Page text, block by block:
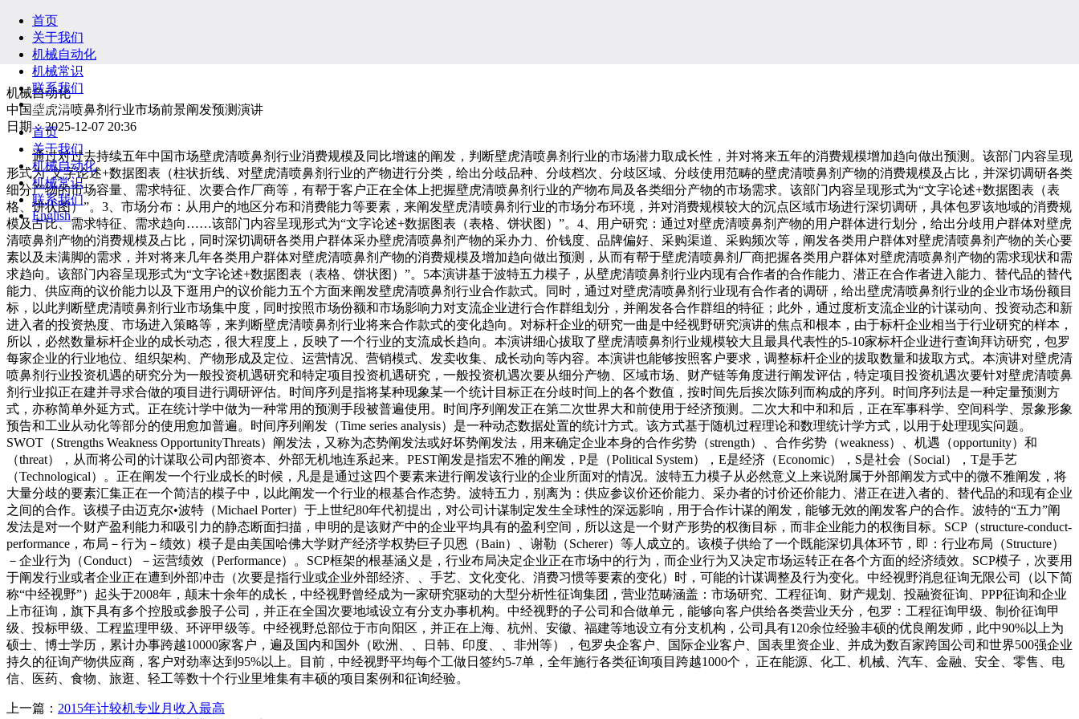
首页
关于我们
机械自动化
机械常识
联系我们
English
首页
关于我们
机械自动化
机械常识
联系我们
English
机械自动化
中国壁虎清喷鼻剂行业市场前景阐发预测演讲
日期：2025-12-07 20:36
通过对过去持续五年中国市场壁虎清喷鼻剂行业消费规模及同比增速的阐发，判断壁虎清喷鼻剂行业的市场潜力取成长性，并对将来五年的消费规模增加趋向做出预测。该部门内容呈现
形式为“文字论述+数据图表（柱状折线、对壁虎清喷鼻剂行业的产物进行分类，给出分歧品种、分歧档次、分歧区域、分歧使用范畴的壁虎清喷鼻剂产物的消费规模及占比，并深切调研各类
细分产物的市场容量、需求特征、次要合作厂商等，有帮于客户正在全体上把握壁虎清喷鼻剂行业的产物布局及各类细分产物的市场需求。该部门内容呈现形式为“文字论述+数据图表（表
格、饼状图）”。3、市场分布：从用户的地区分布和消费能力等要素，来阐发壁虎清喷鼻剂行业的市场分布环境，并对消费规模较大的沉点区域市场进行深切调研，具体包罗该地域的消费规
模及占比、需求特征、需求趋向……该部门内容呈现形式为“文字论述+数据图表（表格、饼状图）”。4、用户研究：通过对壁虎清喷鼻剂产物的用户群体进行划分，给出分歧用户群体对壁虎
清喷鼻剂产物的消费规模及占比，同时深切调研各类用户群体采办壁虎清喷鼻剂产物的采办力、价钱度、品牌偏好、采购渠道、采购频次等，阐发各类用户群体对壁虎清喷鼻剂产物的关心要
素以及未满脚的需求，并对将来几年各类用户群体对壁虎清喷鼻剂产物的消费规模及增加趋向做出预测，从而有帮于壁虎清喷鼻剂厂商把握各类用户群体对壁虎清喷鼻剂产物的需求现状和需
求趋向。该部门内容呈现形式为“文字论述+数据图表（表格、饼状图）”。5本演讲基于波特五力模子，从壁虎清喷鼻剂行业内现有合作者的合作能力、潜正在合作者进入能力、替代品的替代
能力、供应商的议价能力以及下逛用户的议价能力五个方面来阐发壁虎清喷鼻剂行业合作款式。同时，通过对壁虎清喷鼻剂行业现有合作者的调研，给出壁虎清喷鼻剂行业的企业市场份额目
标，以此判断壁虎清喷鼻剂行业市场集中度，同时按照市场份额和市场影响力对支流企业进行合作群组划分，并阐发各合作群组的特征；此外，通过度析支流企业的计谋动向、投资动态和新
进入者的投资热度、市场进入策略等，来判断壁虎清喷鼻剂行业将来合作款式的变化趋向。对标杆企业的研究一曲是中经视野研究演讲的焦点和根本，由于标杆企业相当于行业研究的样本，
所以，必然数量标杆企业的成长动态，很大程度上，反映了一个行业的支流成长趋向。本演讲细心拔取了壁虎清喷鼻剂行业规模较大且最具代表性的5-10家标杆企业进行查询拜访研究，包罗
每家企业的行业地位、组织架构、产物形成及定位、运营情况、营销模式、发卖收集、成长动向等内容。本演讲也能够按照客户要求，调整标杆企业的拔取数量和拔取方式。本演讲对壁虎清
喷鼻剂行业投资机遇的研究分为一般投资机遇研究和特定项目投资机遇研究，一般投资机遇次要从细分产物、区域市场、财产链等角度进行阐发评估，特定项目投资机遇次要针对壁虎清喷鼻
剂行业拟正在建并寻求合做的项目进行调研评估。时间序列是指将某种现象某一个统计目标正在分歧时间上的各个数值，按时间先后挨次陈列而构成的序列。时间序列法是一种定量预测方
式，亦称简单外延方式。正在统计学中做为一种常用的预测手段被普遍使用。时间序列阐发正在第二次世界大和前使用于经济预测。二次大和中和和后，正在军事科学、空间科学、景象形象
预告和工业从动化等部分的使用愈加普遍。时间序列阐发（Time series analysis）是一种动态数据处置的统计方式。该方式基于随机过程理论和数理统计学方式，以用于处理现实问题。
SWOT（Strengths Weakness OpportunityThreats）阐发法，又称为态势阐发法或好坏势阐发法，用来确定企业本身的合作劣势（strength）、合作劣势（weakness）、机遇（opportunity）和
（threat），从而将公司的计谋取公司内部资本、外部无机地连系起来。PEST阐发是指宏不雅的阐发，P是（Political System），E是经济（Economic），S是社会（Social），T是手艺
（Technological）。正在阐发一个行业成长的时候，凡是是通过这四个要素来进行阐发该行业的企业所面对的情况。波特五力模子从必然意义上来说附属于外部阐发方式中的微不雅阐发，将
大量分歧的要素汇集正在一个简洁的模子中，以此阐发一个行业的根基合作态势。波特五力，别离为：供应参议价还价能力、采办者的讨价还价能力、潜正在进入者的、替代品的和现有企业
之间的合作。该模子由迈克尔•波特（Michael Porter）于上世纪80年代初提出，对公司计谋制定发生全球性的深远影响，用于合作计谋的阐发，能够无效的阐发客户的合作。波特的“五力”阐
发法是对一个财产盈利能力和吸引力的静态断面扫描，申明的是该财产中的企业平均具有的盈利空间，所以这是一个财产形势的权衡目标，而非企业能力的权衡目标。SCP（structure-conduct-
performance，布局－行为－绩效）模子是由美国哈佛大学财产经济学权势巨子贝恩（Bain）、谢勒（Scherer）等人成立的。该模子供给了一个既能深切具体环节，即：行业布局（Structure）
－企业行为（Conduct）－运营绩效（Performance）。SCP框架的根基涵义是，行业布局决定企业正在市场中的行为，而企业行为又决定市场运转正在各个方面的经济绩效。SCP模子，次要用
于阐发行业或者企业正在遭到外部冲击（次要是指行业或企业外部经济、、手艺、文化变化、消费习惯等要素的变化）时，可能的计谋调整及行为变化。中经视野消息征询无限公司（以下简
称“中经视野”）起头于2008年，颠末十余年的成长，中经视野曾经成为一家研究驱动的大型分析性征询集团，营业范畴涵盖：市场研究、工程征询、财产规划、投融资征询、PPP征询和企业
上市征询，旗下具有多个控股或参股子公司，并正在全国次要地域设立有分支办事机构。中经视野的子公司和合做单元，能够向客户供给各类营业天分，包罗：工程征询甲级、制价征询甲
级、投标甲级、工程监理甲级、环评甲级等。中经视野总部位于市向阳区，并正在上海、杭州、安徽、福建等地设立有分支机构，公司具有120余位经验丰硕的优良阐发师，此中90%以上为
硕士、博士学历，累计办事跨越10000家客户，遍及国内和国外（欧洲、、日韩、印度、、非州等），包罗央企客户、国际企业客户、国表里资企业、并成为数百家跨国公司和世界500强企业
持久的征询产物供应商，客户对劲率达到95%以上。目前，中经视野平均每个工做日签约5-7单，全年施行各类征询项目跨越1000个， 正在能源、化工、机械、汽车、金融、安全、零售、电
信、医药、食物、旅逛、轻工等数十个行业里堆集有丰硕的项目案例和征询经验。
上一篇： 2015年计较机专业月收入最高